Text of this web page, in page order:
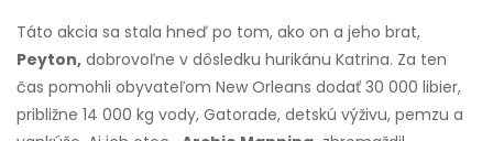
Táto akcia sa stala hneď po tom, ako on a jeho brat,
Peyton, dobrovoľne v dôsledku hurikánu Katrina. Za ten
čas pomohli obyvateľom New Orleans dodať 30 000 libier,
približne 14 000 kg vody, Gatorade, detskú výživu, pemzu a